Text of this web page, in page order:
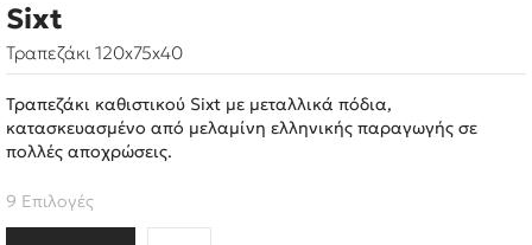
Sixt
Τραπεζάκι 120x75x40
Τραπεζάκι καθιστικού Sixt με μεταλλικά πόδια,
κατασκευασμένο από μελαμίνη ελληνικής παραγωγής σε
πολλές αποχρώσεις.
9 Επιλογές